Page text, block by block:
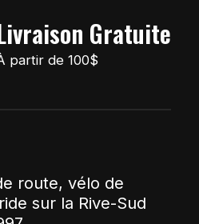
Gratuite
partir de 100$
route, vélo de
sur la Rive-Sud